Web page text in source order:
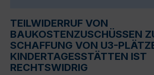
TEILWIDERRUF VON
BAUKOSTENZUSCHÜSSEN
SCHAFFUNG VON U3-
KINDERTAGESSTÄTTEN IST
RECHTSWIDRIG